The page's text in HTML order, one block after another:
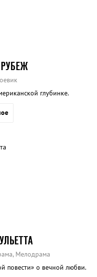
глубинке.
Мелодрама
повести» о вечной любви.